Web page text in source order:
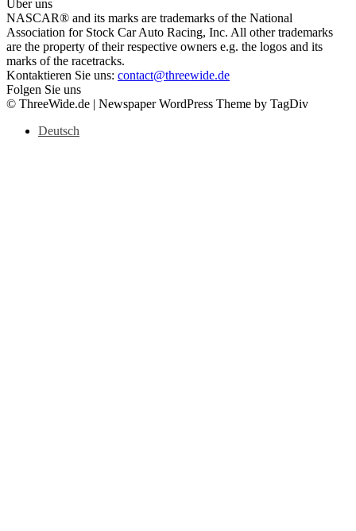
Über uns
NASCAR® and its marks are trademarks of the National
Association for Stock Car Auto Racing, Inc. All other trademarks
are the property of their respective owners e.g. the logos and its
marks of the racetracks.
Kontaktieren Sie uns: contact@threewide.de
Folgen Sie uns
© ThreeWide.de | Newspaper WordPress Theme by TagDiv
Deutsch